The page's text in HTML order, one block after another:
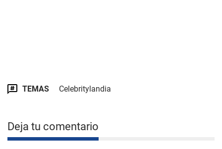
TEMAS Celebritylandia
Deja tu comentario